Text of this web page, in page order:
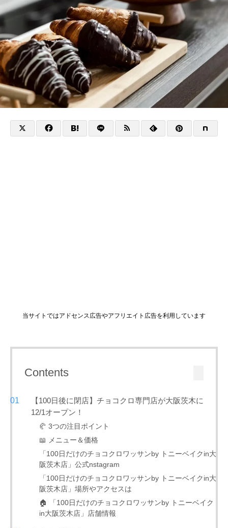
当サイトではアドセンス広告やアフリエイト広告を利用しています
Contents
【100日後に閉店】チョコクロ専門店が大阪茨木に
12/1オープン！
🥐 3つの注目ポイント
📖 メニュー＆価格
「100日だけのチョコクロワッサンby トニーベイクin大
阪茨木店」公式nstagram
「100日だけのチョコクロワッサンby トニーベイクin大
阪茨木店」場所やアクセスは
🏠 「100日だけのチョコクロワッサンby トニーベイク
in大阪茨木店」店舗情報